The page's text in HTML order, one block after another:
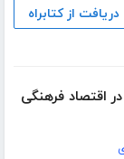
دریافت از کتابراه
اقتصاد فرهنگی